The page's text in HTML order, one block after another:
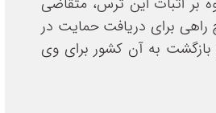
برای دریافت حمایت در
بازگشت به آن کشور برای وی